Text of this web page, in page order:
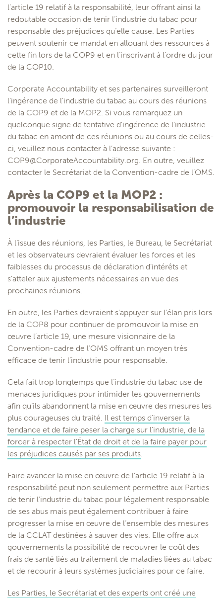
l’article 19 relatif à la responsabilité, leur offrant ainsi la
redoutable occasion de tenir l’industrie du tabac pour
responsable des préjudices qu’elle cause. Les Parties
peuvent soutenir ce mandat en allouant des ressources à
cette fin lors de la COP9 et en l’inscrivant à l’ordre du jour
de la COP10.
Corporate Accountability et ses partenaires surveilleront
l’ingérence de l’industrie du tabac au cours des réunions
de la COP9 et de la MOP2. Si vous remarquez un
quelconque signe de tentative d’ingérence de l’industrie
du tabac en amont de ces réunions ou au cours de celles-
ci, veuillez nous contacter à l’adresse suivante :
COP9@CorporateAccountability.org. En outre, veuillez
contacter le Secrétariat de la Convention-cadre de l’OMS.
Après la COP9 et la MOP2 :
promouvoir la responsabilisation de
l’industrie
À l’issue des réunions, les Parties, le Bureau, le Secrétariat
et les observateurs devraient évaluer les forces et les
faiblesses du processus de déclaration d’intérêts et
s’atteler aux ajustements nécessaires en vue des
prochaines réunions.
En outre, les Parties devraient s’appuyer sur l’élan pris lors
de la COP8 pour continuer de promouvoir la mise en
œuvre l’article 19, une mesure visionnaire de la
Convention-cadre de l’OMS offrant un moyen très
efficace de tenir l’industrie pour responsable.
Cela fait trop longtemps que l’industrie du tabac use de
menaces juridiques pour intimider les gouvernements
afin qu’ils abandonnent la mise en œuvre des mesures les
plus courageuses du traité. Il est temps d’inverser la
tendance et de faire peser la charge sur l’industrie, de la
forcer à respecter l’État de droit et de la faire payer pour
les préjudices causés par ses produits.
Faire avancer la mise en œuvre de l’article 19 relatif à la
responsabilité peut non seulement permettre aux Parties
de tenir l’industrie du tabac pour légalement responsable
de ses abus mais peut également contribuer à faire
progresser la mise en œuvre de l’ensemble des mesures
de la CCLAT destinées à sauver des vies. Elle offre aux
gouvernements la possibilité de recouvrer le coût des
frais de santé liés au traitement de maladies liées au tabac
et de recourir à leurs systèmes judiciaires pour ce faire.
Les Parties, le Secrétariat et des experts ont créé une